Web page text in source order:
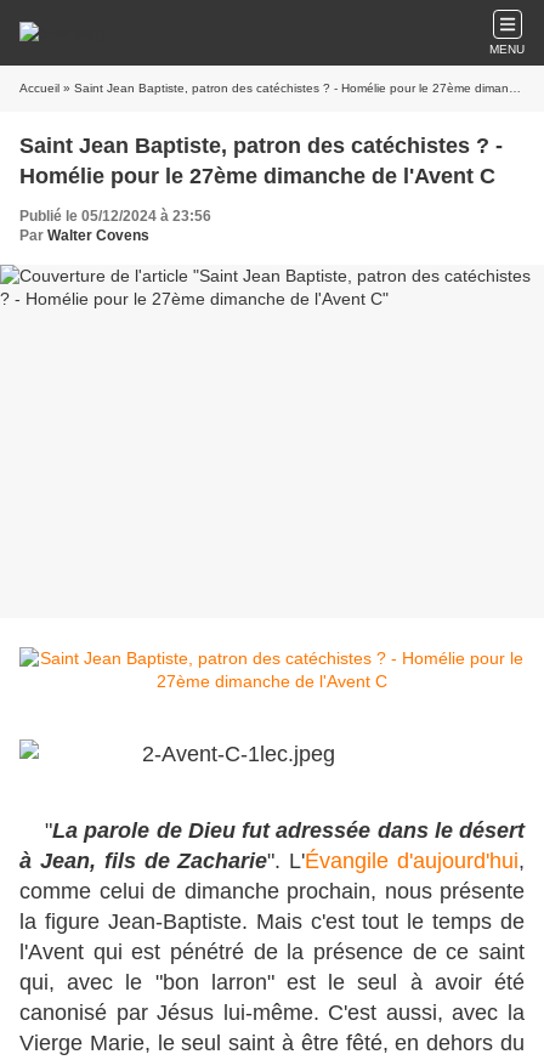
MENU
Accueil » Saint Jean Baptiste, patron des catéchistes ? - Homélie pour le 27ème dimanche de l'Avent C
Saint Jean Baptiste, patron des catéchistes ? -
Homélie pour le 27ème dimanche de l'Avent C
Publié le 05/12/2024 à 23:56
Par Walter Covens
"La parole de Dieu fut adressée dans le désert
à Jean, fils de Zacharie". L'Évangile d'aujourd'hui,
comme celui de dimanche prochain, nous présente
la figure Jean-Baptiste. Mais c'est tout le temps de
l'Avent qui est pénétré de la présence de ce saint
qui, avec le "bon larron" est le seul à avoir été
canonisé par Jésus lui-même. C'est aussi, avec la
Vierge Marie, le seul saint à être fêté, en dehors du